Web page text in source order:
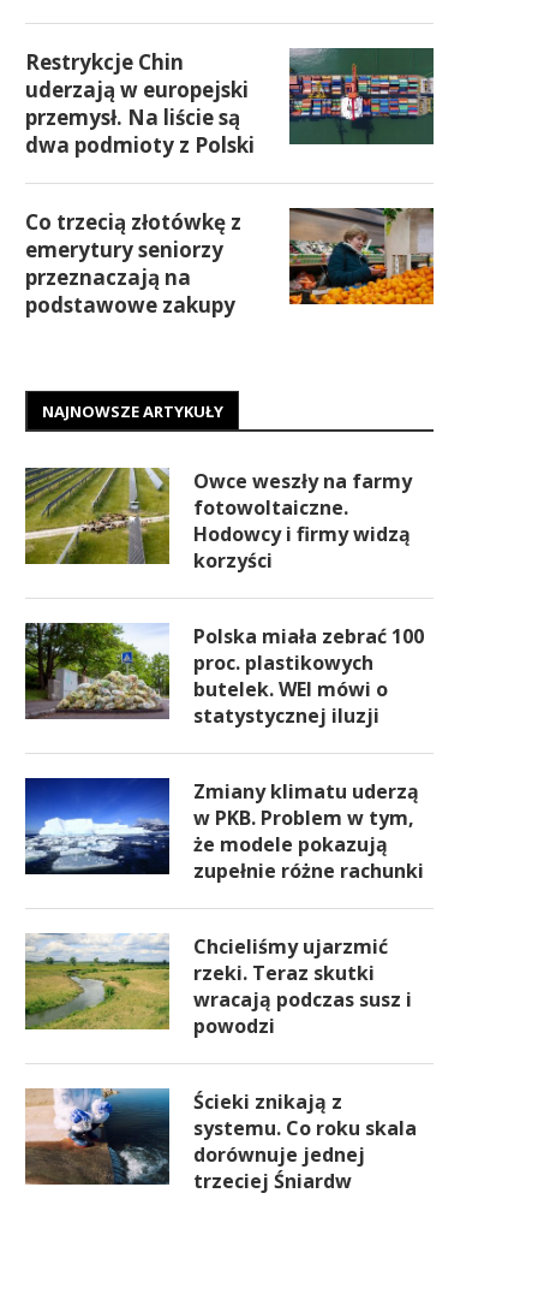
Restrykcje Chin
uderzają w europejski
przemysł. Na liście są
dwa podmioty z Polski
Co trzecią złotówkę z
emerytury seniorzy
przeznaczają na
podstawowe zakupy
NAJNOWSZE ARTYKUŁY
Owce weszły na farmy
fotowoltaiczne.
Hodowcy i firmy widzą
korzyści
Polska miała zebrać 100
proc. plastikowych
butelek. WEI mówi o
statystycznej iluzji
Zmiany klimatu uderzą
w PKB. Problem w tym,
że modele pokazują
zupełnie różne rachunki
Chcieliśmy ujarzmić
rzeki. Teraz skutki
wracają podczas susz i
powodzi
Ścieki znikają z
systemu. Co roku skala
dorównuje jednej
trzeciej Śniardw